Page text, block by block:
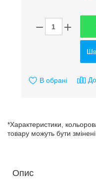
В обрані
*Характеристики,
товару можуть бути
Опис